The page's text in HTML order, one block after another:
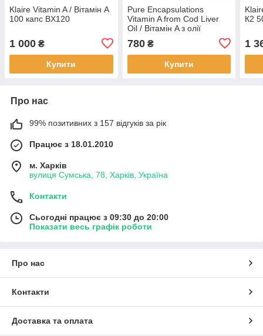
Klaire Vitamin A / Вітамін А
100 капс BX120
1 000 ₴
Купити
Pure Encapsulations
Vitamin A from Cod Liver
Oil / Вітамін A з олії
печінки тріски 10.000 МО
120 капсул BX698
780₴
Купити
К2
1
Про нас
99% позитивних з 157 відгуків за рік
Працює з 18.01.2010
м. Харків
вулиця Сумська, 78, Харків, Україна
Контакти
Сьогодні працює з 09:30 до 20:00
Показати весь графік роботи
Про нас
Контакти
Доставка та оплата